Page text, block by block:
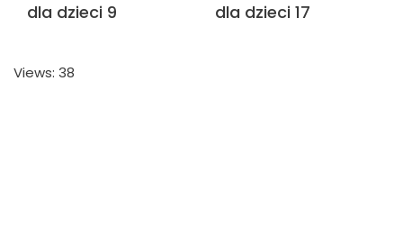
dla dzieci 9
dla dzieci 17
Views: 38